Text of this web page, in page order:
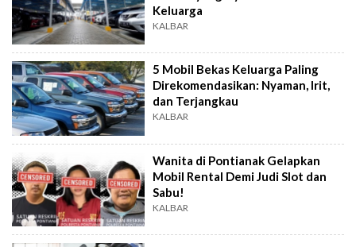
Keluarga
KALBAR
5 Mobil Bekas Keluarga Paling
Direkomendasikan: Nyaman, Irit,
dan Terjangkau
KALBAR
Wanita di Pontianak Gelapkan
Mobil Rental Demi Judi Slot dan
Sabu!
KALBAR